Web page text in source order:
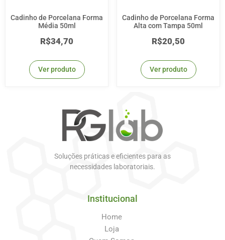
Cadinho de Porcelana Forma
Média 50ml
R$34,70
Ver produto
Cadinho de Porcelana Forma
Alta com Tampa 50ml
R$20,50
Ver produto
Soluções práticas e eficientes para as
necessidades laboratoriais.
Institucional
Home
Loja